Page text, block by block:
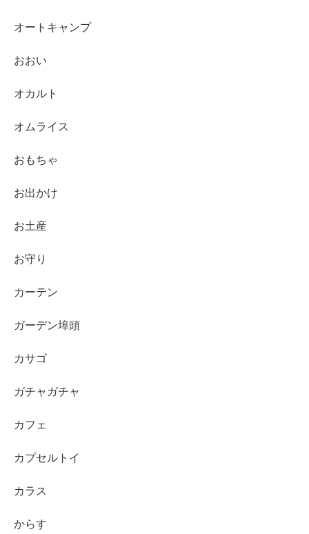
オートキャンプ
おおい
オカルト
オムライス
おもちゃ
お出かけ
お土産
お守り
カーテン
ガーデン埠頭
カサゴ
ガチャガチャ
カフェ
カプセルトイ
カラス
からす